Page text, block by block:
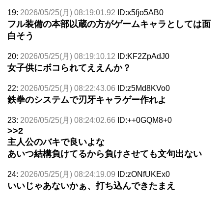
19: 2026/05/25(月) 08:19:01.92 ID:x5fjo5AB0
フル装備の本部以蔵の方がゲームキャラとしては面
白そう
20: 2026/05/25(月) 08:19:10.12 ID:KF2ZpAdJ0
女子供にボコられてええんか？
22: 2026/05/25(月) 08:22:43.06 ID:z5Md8KVo0
鉄拳のシステムで刃牙キャラゲー作れよ
23: 2026/05/25(月) 08:24:02.66 ID:++0GQM8+0
>>2
主人公のバキで良いよな
あいつ結構負けてるから負けさせても文句出ない
24: 2026/05/25(月) 08:24:19.09 ID:zONfUKEx0
いいじゃあないかぁ、打ち込んできたまえ